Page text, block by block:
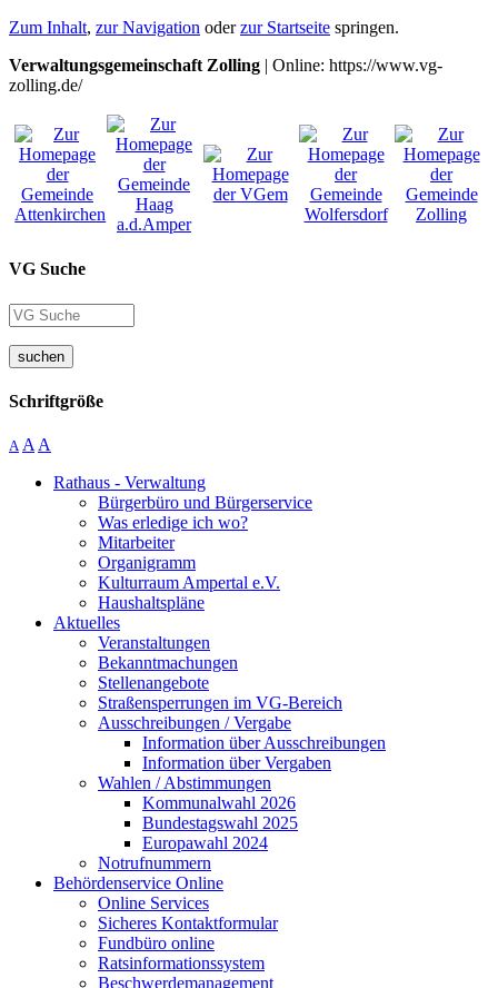
Zum Inhalt, zur Navigation oderzur Startseite springen.
Verwaltungsgemeinschaft Zolling | Online: https://www.vg-
zolling.de/
VG Suche
suchen
Schriftgröße
A A A
Rathaus - Verwaltung
Bürgerbüro und Bürgerservice
Was erledige ich wo?
Mitarbeiter
Organigramm
Kulturraum Ampertal e.V.
Haushaltspläne
Aktuelles
Veranstaltungen
Bekanntmachungen
Stellenangebote
Straßensperrungen im VG-Bereich
Ausschreibungen / Vergabe
Information über Ausschreibungen
Information über Vergaben
Wahlen / Abstimmungen
Kommunalwahl 2026
Bundestagswahl 2025
Europawahl 2024
Notrufnummern
Behördenservice Online
Online Services
Sicheres Kontaktformular
Fundbüro online
Ratsinformationssystem
Beschwerdemanagement